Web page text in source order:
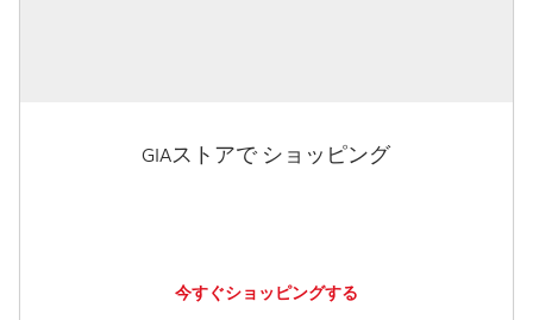
GIAストアで ショッピング
今すぐショッピングする